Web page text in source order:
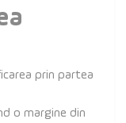
prin partea
o margine din